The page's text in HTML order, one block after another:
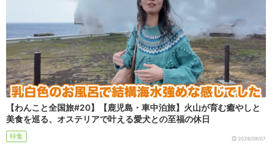
【わんこと全国旅#20】【鹿児島・車中泊旅】火山が育む癒やしと
美食を巡る、オステリアで叶える愛犬との至福の休日
特集 2026/08/07